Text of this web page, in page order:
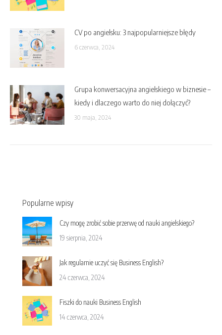
CV po angielsku: 3 najpopularniejsze błędy
6 czerwca, 2024
Grupa konwersacyjna angielskiego w biznesie –
kiedy i dlaczego warto do niej dołączyć?
30 maja, 2024
Popularne wpisy
Czy mogę zrobić sobie przerwę od nauki angielskiego?
19 sierpnia, 2024
Jak regularnie uczyć się Business English?
24 czerwca, 2024
Fiszki do nauki Business English
14 czerwca, 2024